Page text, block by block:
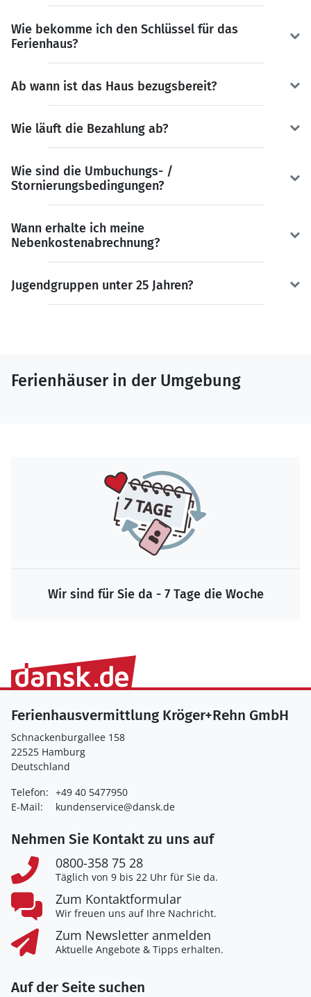
Wie bekomme ich den Schlüssel für das
Ferienhaus?
Ab wann ist das Haus bezugsbereit?
Wie läuft die Bezahlung ab?
Wie sind die Umbuchungs- /
Stornierungsbedingungen?
Wann erhalte ich meine
Nebenkostenabrechnung?
Jugendgruppen unter 25 Jahren?
Ferienhäuser in der Umgebung
Wir sind für Sie da - 7 Tage die Woche
Ferienhausvermittlung Kröger+Rehn GmbH
Schnackenburgallee 158
22525 Hamburg
Deutschland
Telefon: +49 40 5477950
E-Mail:
kundenservice@dansk.de
Nehmen Sie Kontakt zu uns auf
0800-358 75 28
Täglich von 9 bis 22 Uhr für Sie da.
Zum Kontaktformular
Wir freuen uns auf Ihre Nachricht.
Zum Newsletter anmelden
Aktuelle Angebote & Tipps erhalten.
Auf der Seite suchen